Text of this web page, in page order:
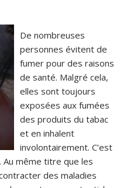
De nombreuses
personnes évitent de
fumer pour des raisons
de santé. Malgré cela,
elles sont toujours
exposées aux fumées
des produits du tabac
et en inhalent
involontairement. C’est
Au même titre que les
des maladies